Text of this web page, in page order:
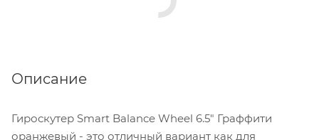
Описание
Гироскутер Smart Balance Wheel 6.5" Граффити
оранжевый - это отличный вариант как для